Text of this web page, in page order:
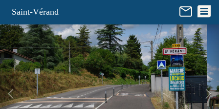
Saint-Vérand